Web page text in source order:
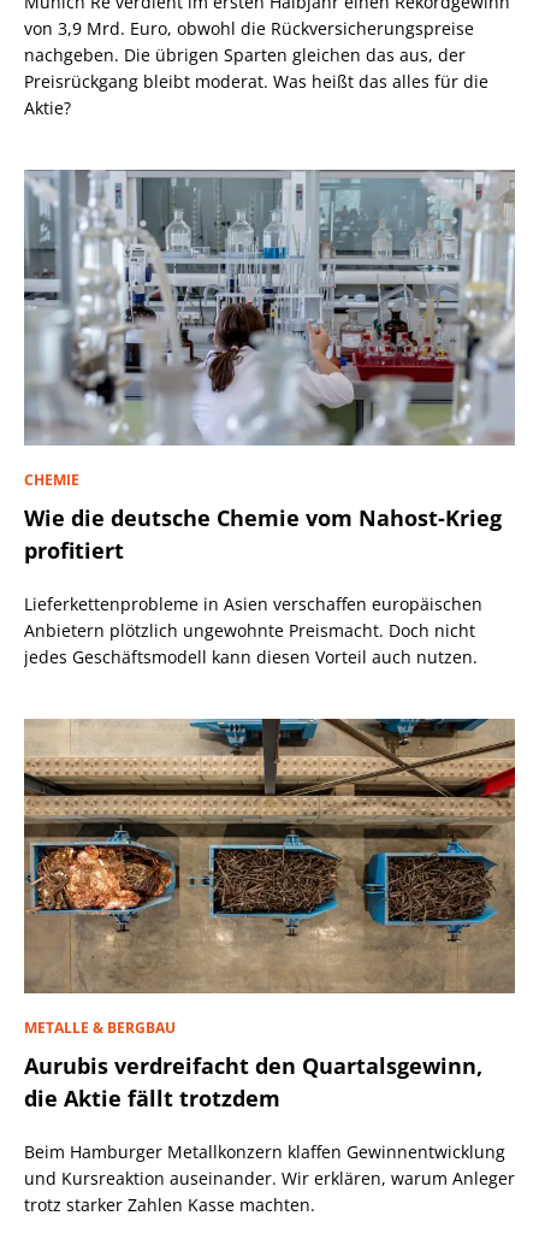
von 3,9 Mrd. Euro, obwohl die Rückversicherungspreise
nachgeben. Die übrigen Sparten gleichen das aus, der
Preisrückgang bleibt moderat. Was heißt das alles für die
Aktie?
CHEMIE
Wie die deutsche Chemie vom Nahost-Krieg
profitiert
Lieferkettenprobleme in Asien verschaffen europäischen
Anbietern plötzlich ungewohnte Preismacht. Doch nicht
jedes Geschäftsmodell kann diesen Vorteil auch nutzen.
METALLE & BERGBAU
Aurubis verdreifacht den Quartalsgewinn,
die Aktie fällt trotzdem
Beim Hamburger Metallkonzern klaffen Gewinnentwicklung
und Kursreaktion auseinander. Wir erklären, warum Anleger
trotz starker Zahlen Kasse machten.